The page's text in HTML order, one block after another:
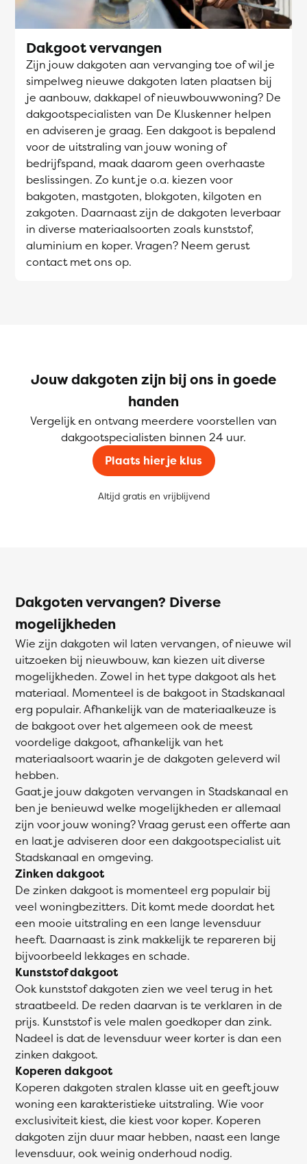
Dakgoot vervangen
Zijn jouw dakgoten aan vervanging toe of wil je
simpelweg nieuwe dakgoten laten plaatsen bij
je aanbouw, dakkapel of nieuwbouwwoning? De
dakgootspecialisten van De Kluskenner helpen
en adviseren je graag. Een dakgoot is bepalend
voor de uitstraling van jouw woning of
bedrijfspand, maak daarom geen overhaaste
beslissingen. Zo kunt je o.a. kiezen voor
bakgoten, mastgoten, blokgoten, kilgoten en
zakgoten. Daarnaast zijn de dakgoten leverbaar
in diverse materiaalsoorten zoals kunststof,
aluminium en koper. Vragen? Neem gerust
contact met ons op.
Jouw dakgoten zijn bij ons in goede
handen
Vergelijk en ontvang meerdere voorstellen van
dakgootspecialisten binnen 24 uur.
Plaats hier je klus
Altijd gratis en vrijblijvend
Dakgoten vervangen? Diverse
mogelijkheden
Wie zijn dakgoten wil laten vervangen, of nieuwe wil
uitzoeken bij nieuwbouw, kan kiezen uit diverse
mogelijkheden. Zowel in het type dakgoot als het
materiaal. Momenteel is de bakgoot in Stadskanaal
erg populair. Afhankelijk van de materiaalkeuze is
de bakgoot over het algemeen ook de meest
voordelige dakgoot, afhankelijk van het
materiaalsoort waarin je de dakgoten geleverd wil
hebben.
Gaat je jouw dakgoten vervangen in Stadskanaal en
ben je benieuwd welke mogelijkheden er allemaal
zijn voor jouw woning? Vraag gerust een offerte aan
en laat je adviseren door een dakgootspecialist uit
Stadskanaal en omgeving.
Zinken dakgoot
De zinken dakgoot is momenteel erg populair bij
veel woningbezitters. Dit komt mede doordat het
een mooie uitstraling en een lange levensduur
heeft. Daarnaast is zink makkelijk te repareren bij
bijvoorbeeld lekkages en schade.
Kunststof dakgoot
Ook kunststof dakgoten zien we veel terug in het
straatbeeld. De reden daarvan is te verklaren in de
prijs. Kunststof is vele malen goedkoper dan zink.
Nadeel is dat de levensduur weer korter is dan een
zinken dakgoot.
Koperen dakgoot
Koperen dakgoten stralen klasse uit en geeft jouw
woning een karakteristieke uitstraling. Wie voor
exclusiviteit kiest, die kiest voor koper. Koperen
dakgoten zijn duur maar hebben, naast een lange
levensduur, ook weinig onderhoud nodig.